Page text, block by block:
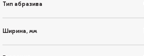
Тип абразива
Ширина, мм